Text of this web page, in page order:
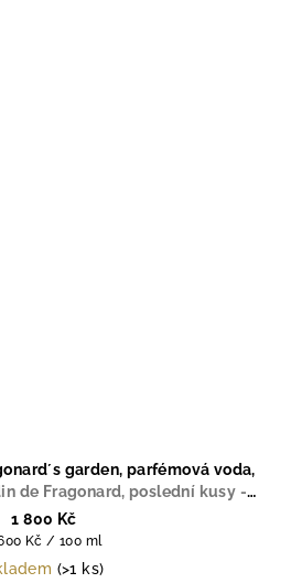
garden, parfémová voda,
de Fragonard, poslední kusy -
ukončena
1 800 Kč
Kč / 100 ml
(>1 ks)